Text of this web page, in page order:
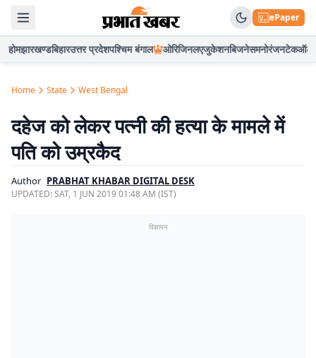
ePaper
होमझारखण्डबिहारउत्तर प्रदेशपश्चिम बंगाल ओरिजिनलएजुकेशनबिजनेसमनोरंजनटेकऑटो
Home State West Bengal
दहेज को लेकर पत्नी की हत्या के मामले में
पति को उम्रकैद
Author PRABHAT KHABAR DIGITAL DESK
UPDATED:SAT, 1 JUN 2019 01:48 AM (IST)
विज्ञापन